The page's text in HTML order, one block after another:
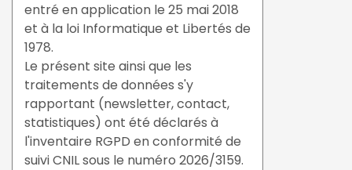
entré en application le 25 mai 2018
et à la loi Informatique et Libertés de
1978.
Le présent site ainsi que les
traitements de données s'y
rapportant (newsletter, contact,
statistiques) ont été déclarés à
l'inventaire RGPD en conformité de
suivi CNIL sous le numéro 2026/3159.